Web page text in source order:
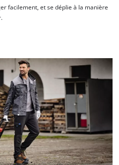
facilement, et se déplie à la manière